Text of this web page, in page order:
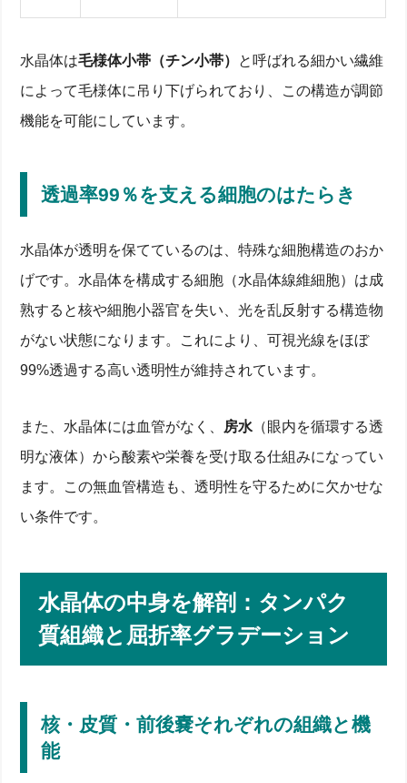
水晶体は毛様体小帯（チン小帯） と呼ばれる細かい繊維
によって毛様体に吊り下げられており、この構造が調節
機能を可能にしています。
透過率99％を支える細胞のはたらき
水晶体が透明を保てているのは、特殊な細胞構造のおか
げです。水晶体を構成する細胞（水晶体線維細胞）は成
熟すると核や細胞小器官を失い、光を乱反射する構造物
がない状態になります。これにより、可視光線をほぼ
99%透過する高い透明性が維持されています。
また、水晶体には血管がなく、 房水 （眼内を循環する透
明な液体）から酸素や栄養を受け取る仕組みになってい
ます。この無血管構造も、透明性を守るために欠かせな
い条件です。
水晶体の中身を解剖：タンパク
質組織と屈折率グラデーション
核・皮質・前後嚢それぞれの組織と機
能